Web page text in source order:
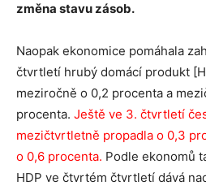
změna stavu zásob.
Naopak ekonomice pomáhala
čtvrtletí hrubý domácí produkt
meziročně o 0,2 procenta a
procenta. Ještě ve 3. čtvrtletí
mezičtvrtletně propadla o 0,3
o 0,6 procenta. Podle ekonomů
HDP ve čtvrtém čtvrtletí dává